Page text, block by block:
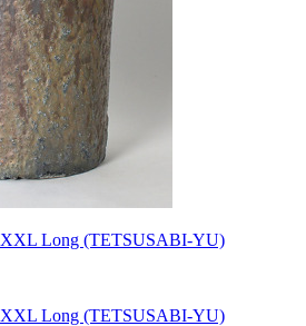
XXL Long (TETSUSABI-YU)
XXL Long (TETSUSABI-YU)